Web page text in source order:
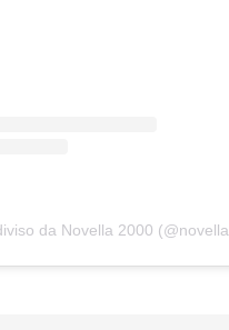
da Novella 2000